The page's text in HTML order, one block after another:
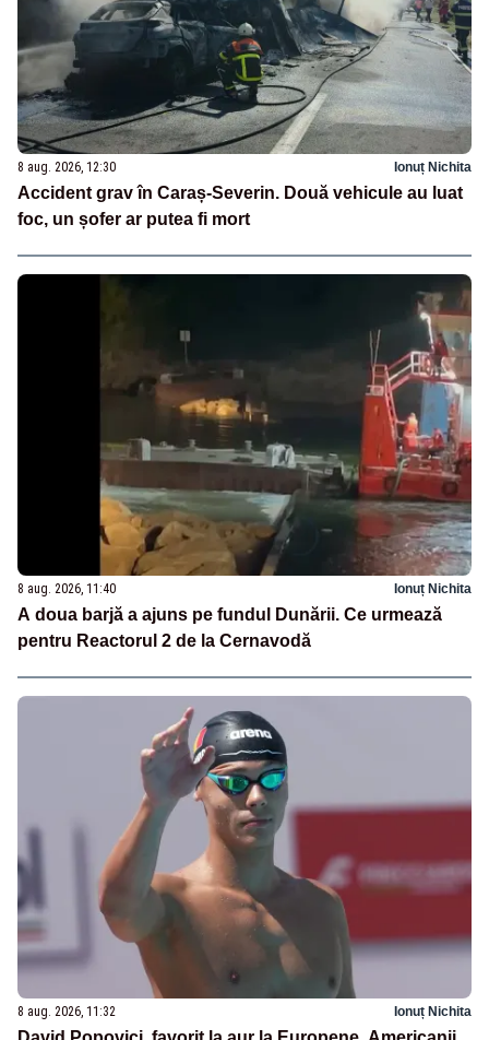
8 aug. 2026, 12:30 Ionuț Nichita
Accident grav în Caraș-Severin. Două vehicule au luat
foc, un șofer ar putea fi mort
8 aug. 2026, 11:40 Ionuț Nichita
A doua barjă a ajuns pe fundul Dunării. Ce urmează
pentru Reactorul 2 de la Cernavodă
8 aug. 2026, 11:32 Ionuț Nichita